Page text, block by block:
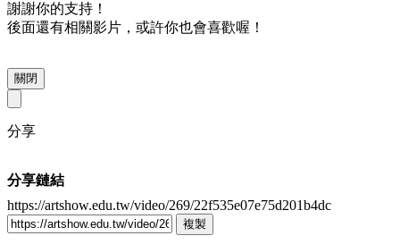
謝謝你的支持！
後面還有相關影片，或許你也會喜歡喔！
關閉
分享
分享鏈結
https://artshow.edu.tw/video/269/22f535e07e75d201b4dc
複製